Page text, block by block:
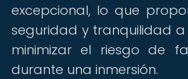
excepcional, lo que
seguridad y tranquilidad a
minimizar el riesgo de
durante una inmersión.